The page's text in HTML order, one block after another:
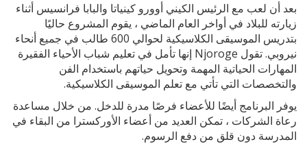
بعد أن لعب مع الرئيس الكيني أوورو كينياتا والبابا فرانسيس أثناء
زيارته للبلاد في أواخر العام الماضي ، يقوم المشروع حاليًا
بتدريس الموسيقى الكلاسيكية لحوالي 600 طالب في جميع أنحاء
نيروبي. تقول Njoroge إنها تأمل في تعليم شباب الأحياء الفقيرة
المهارات الحياتية المهمة وتحويل حياتهم باستخدام الفن
والتخصصات التي تأتي مع تعلم الموسيقى الكلاسيكية.
يوفر البرنامج أيضًا للأعضاء فرصًا مدرة للدخل. من خلال مساعدة
رعاة الشركات ، تمكن العديد من أعضاء الأوركسترا من البقاء في
المدرسة دون قلق من دفع الرسوم.